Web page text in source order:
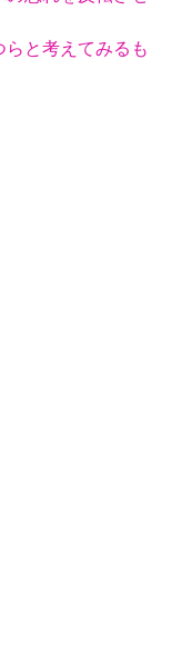
と考えてみるも